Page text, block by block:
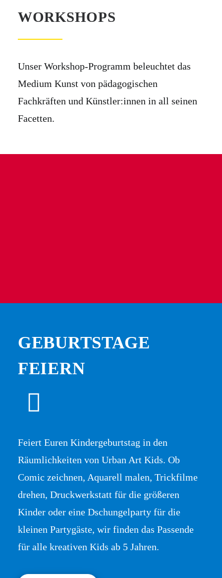
WORKSHOPS
Unser Workshop-Programm beleuchtet das
Medium Kunst von pädagogischen
Fachkräften und Künstler:innen in all seinen
Facetten.
GEBURTSTAGE
FEIERN
Feiert Euren Kindergeburtstag in den
Räumlichkeiten von Urban Art Kids. Ob
Comic zeichnen, Aquarell malen, Trickfilme
drehen, Druckwerkstatt für die größeren
Kinder oder eine Dschungelparty für die
kleinen Partygäste, wir finden das Passende
für alle kreativen Kids ab 5 Jahren.